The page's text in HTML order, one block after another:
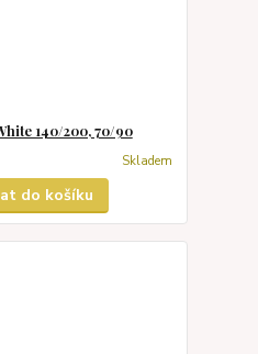
140/200, 70/90
Skladem
do košíku